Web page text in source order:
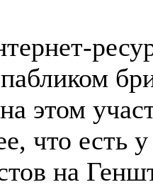
этом
что есть
на